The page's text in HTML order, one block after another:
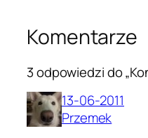
Komentarze
3 odpowiedzi do
13-06-2011
Przemek